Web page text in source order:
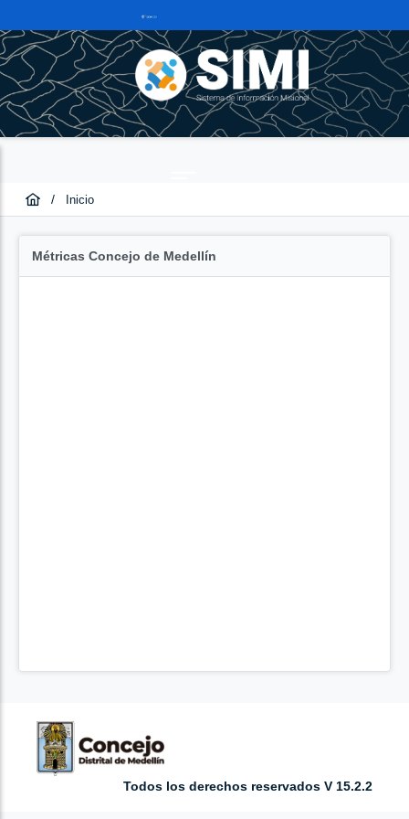
/ Inicio
Métricas Concejo de Medellín
Todos los derechos reservados V 15.2.2